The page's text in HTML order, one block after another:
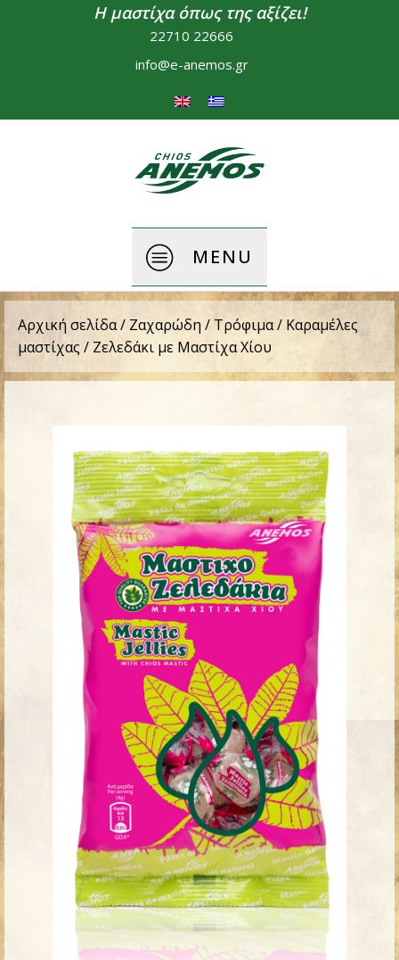
Η μαστίχα όπως της αξίζει!
22710 22666
info@e-anemos.gr
MENU
Αρχική σελίδα/ Ζαχαρώδη / Τρόφιμα/ Καραμέλες
μαστίχας / Ζελεδάκι με Μαστίχα Χίου